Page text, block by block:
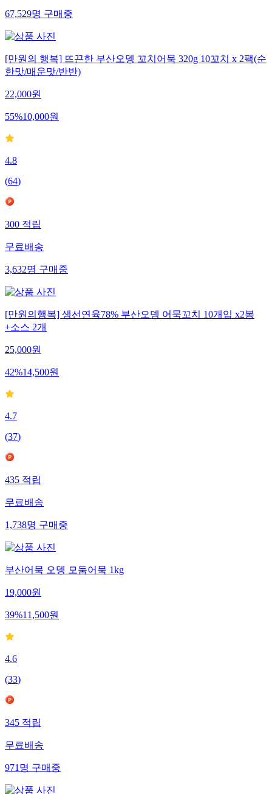
67,529명 구매중
[만원의 행복] 뜨끈한 부산오뎅 꼬치어묵 320g 10꼬치 x 2팩(순
한맛/매운맛/반반)
22,000원
55%10,000원
4.8
(64)
300 적립
무료배송
3,632명 구매중
[만원의행복] 생선연육78% 부산오뎅 어묵꼬치 10개입 x2봉
+소스 2개
25,000원
42%14,500원
4.7
(37)
435 적립
무료배송
1,738명 구매중
부산어묵 오뎅 모둠어묵 1kg
19,000원
39%11,500원
4.6
(33)
345 적립
무료배송
971 명 구매중